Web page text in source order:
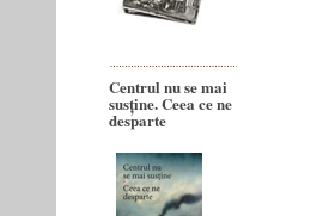
Centrul nu se mai
susține. Ceea ce ne
desparte